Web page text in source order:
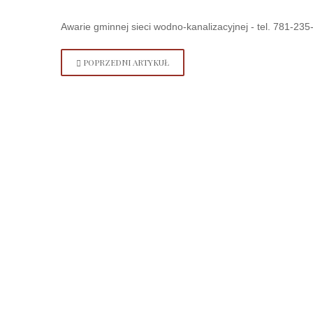
Awarie gminnej sieci wodno-kanalizacyjnej - tel. 781-
POPRZEDNI ARTYKUŁ